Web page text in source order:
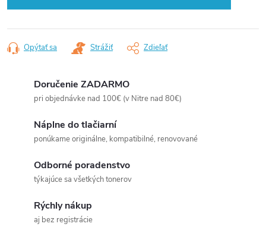
Opýtať sa Strážiť Zdieľať
Doručenie ZADARMO
pri objednávke nad 100€ (v Nitre nad 80€)
Náplne do tlačiarní
ponúkame originálne, kompatibilné, renovované
Odborné poradenstvo
týkajúce sa všetkých tonerov
Rýchly nákup
aj bez registrácie